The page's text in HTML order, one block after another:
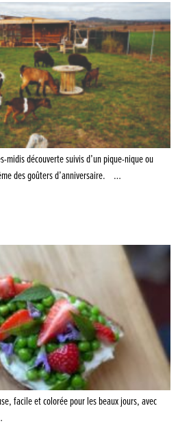
midis découverte suivis d’un pique-nique ou
des goûters d’anniversaire. …
facile et colorée pour les beaux jours, avec